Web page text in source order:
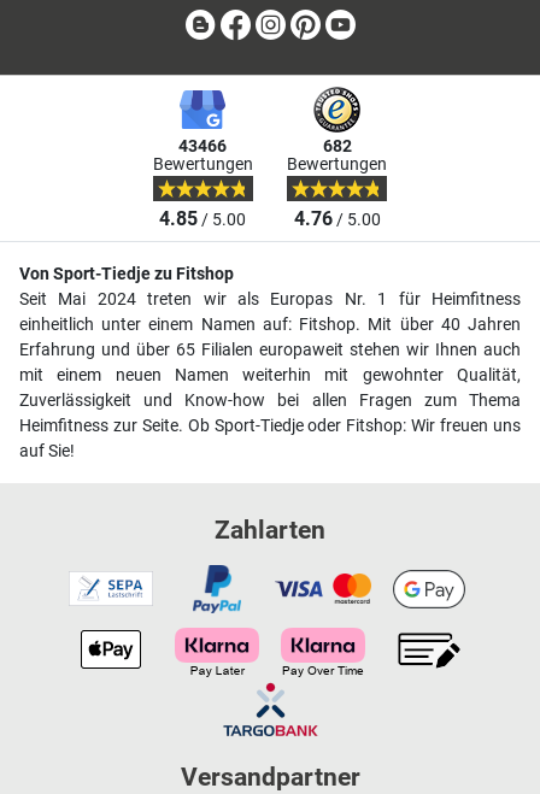
BlogFacebook
Instagram
Pinterest
43466
Bewertungen
4.85/ 5.00
682
Bewertungen
4.76/ 5.00
Von Sport-Tiedje zu Fitshop
Seit Mai 2024 treten wir als Europas Nr. 1 für Heimfitness
einheitlich unter einem Namen auf: Fitshop. Mit über 40 Jahren
Erfahrung und über 65 Filialen europaweit stehen wir Ihnen auch
mit einem neuen Namen weiterhin mit gewohnter Qualität,
Zuverlässigkeit und Know-how bei allen Fragen zum Thema
Heimfitness zur Seite. Ob Sport-Tiedje oder Fitshop: Wir freuen uns
auf Sie!
Zahlarten
Versandpartner